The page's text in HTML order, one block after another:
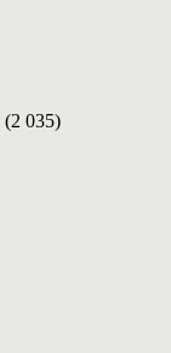
(2 035)